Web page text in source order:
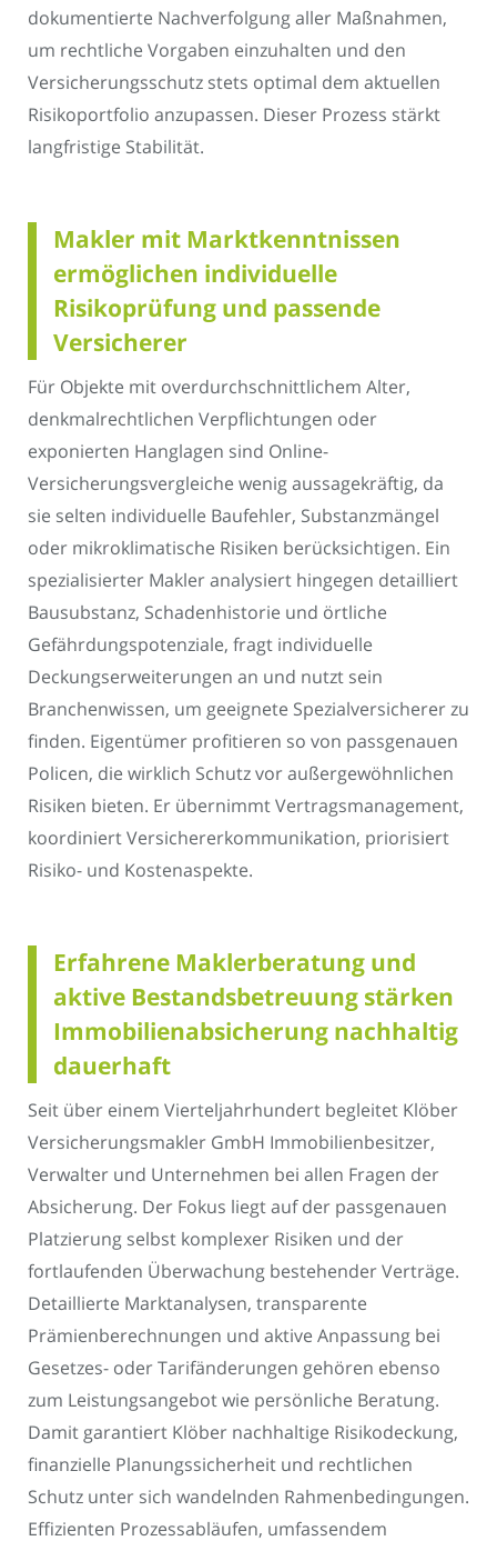
dokumentierte Nachverfolgung aller Maßnahmen,
um rechtliche Vorgaben einzuhalten und den
Versicherungsschutz stets optimal dem aktuellen
Risikoportfolio anzupassen. Dieser Prozess stärkt
langfristige Stabilität.
Makler mit Marktkenntnissen
ermöglichen individuelle
Risikoprüfung und passende
Versicherer
Für Objekte mit overdurchschnittlichem Alter,
denkmalrechtlichen Verpflichtungen oder
exponierten Hanglagen sind Online-
Versicherungsvergleiche wenig aussagekräftig, da
sie selten individuelle Baufehler, Substanzmängel
oder mikroklimatische Risiken berücksichtigen. Ein
spezialisierter Makler analysiert hingegen detailliert
Bausubstanz, Schadenhistorie und örtliche
Gefährdungspotenziale, fragt individuelle
Deckungserweiterungen an und nutzt sein
Branchenwissen, um geeignete Spezialversicherer zu
finden. Eigentümer profitieren so von passgenauen
Policen, die wirklich Schutz vor außergewöhnlichen
Risiken bieten. Er übernimmt Vertragsmanagement,
koordiniert Versichererkommunikation, priorisiert
Risiko- und Kostenaspekte.
Erfahrene Maklerberatung und
aktive Bestandsbetreuung stärken
Immobilienabsicherung nachhaltig
dauerhaft
Seit über einem Vierteljahrhundert begleitet Klöber
Versicherungsmakler GmbH Immobilienbesitzer,
Verwalter und Unternehmen bei allen Fragen der
Absicherung. Der Fokus liegt auf der passgenauen
Platzierung selbst komplexer Risiken und der
fortlaufenden Überwachung bestehender Verträge.
Detaillierte Marktanalysen, transparente
Prämienberechnungen und aktive Anpassung bei
Gesetzes- oder Tarifänderungen gehören ebenso
zum Leistungsangebot wie persönliche Beratung.
Damit garantiert Klöber nachhaltige Risikodeckung,
finanzielle Planungssicherheit und rechtlichen
Schutz unter sich wandelnden Rahmenbedingungen.
Effizienten Prozessabläufen, umfassendem